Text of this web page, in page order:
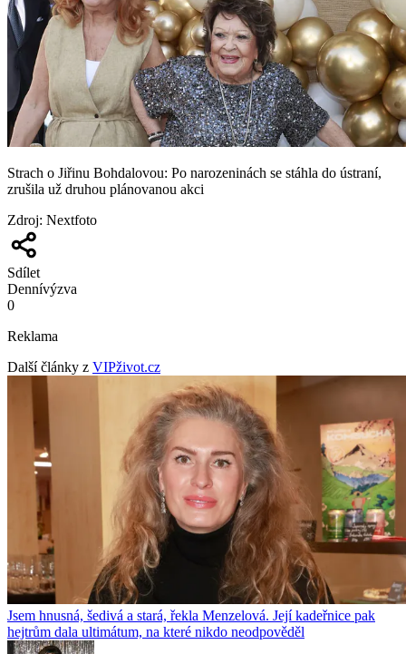
Strach o Jiřinu Bohdalovou: Po narozeninách se stáhla do ústraní,
zrušila už druhou plánovanou akci
Zdroj: Nextfoto
Sdílet
Dennívýzva
0
Reklama
Další články z VIPživot.cz
Jsem hnusná, šedivá a stará, řekla Menzelová. Její kadeřnice pak
hejtrům dala ultimátum, na které nikdo neodpověděl